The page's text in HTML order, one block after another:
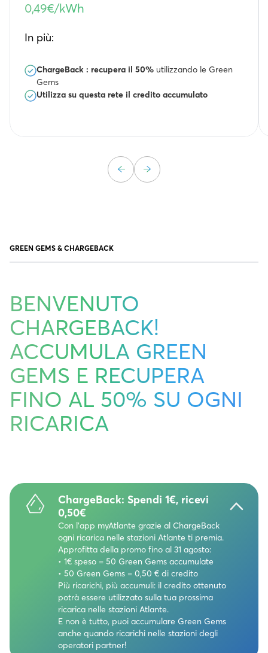
0,49€/kWh
In più:
ChargeBack : recupera il 50% utilizzando le Green
Gems
Utilizza su questa rete il credito accumulato
GREEN GEMS & CHARGEBACK
BENVENUTO
CHARGEBACK!
ACCUMULA GREEN
GEMS E RECUPERA
FINO AL 50% SU OGNI
RICARICA
ChargeBack: Spendi 1€, ricevi
0,50€
Con l’app myAtlante grazie al ChargeBack
ogni ricarica nelle stazioni Atlante ti premia.
Approfitta della promo fino al 31 agosto:
• 1€ speso = 50 Green Gems accumulate
• 50 Green Gems = 0,50 € di credito
Più ricarichi, più accumuli: il credito ottenuto
potrà essere utilizzato sulla tua prossima
ricarica nelle stazioni Atlante.
E non è tutto, puoi accumulare Green Gems
anche quando ricarichi nelle stazioni degli
operatori partner!